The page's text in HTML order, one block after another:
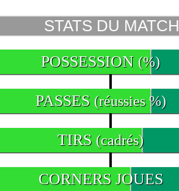
STATS DU MATCH
POSSESSION (%)
PASSES (réussies %)
TIRS (cadrés)
CORNERS JOUES